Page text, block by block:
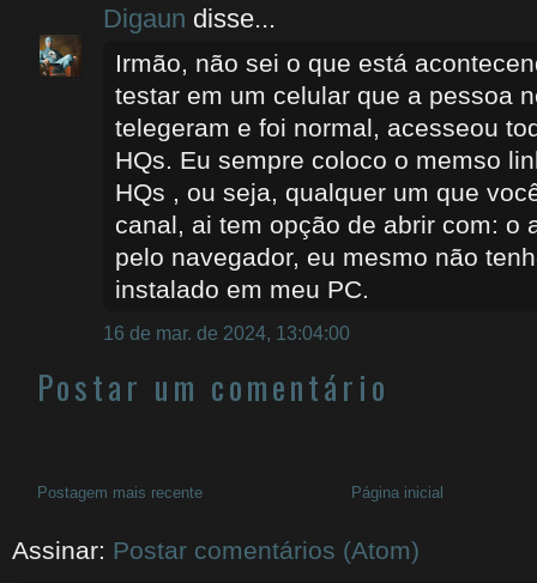
Digaun disse...
Irmão, não sei o que está
testar em um celular que a pessoa
telegeram e foi normal, acesseou
HQs. Eu sempre coloco o memso
HQs , ou seja, qualquer um que
canal, ai tem opção de abrir com: o
pelo navegador, eu mesmo não
instalado em meu PC.
16 de mar. de 2024, 13:04:00
Postar um comentário
Postagem mais recente Página inicial
Assinar: Postar comentários (Atom)